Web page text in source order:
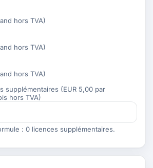
hors TVA)
hors TVA)
hors TVA)
supplémentaires (EUR 5,00 par
hors TVA)
: 0 licences supplémentaires.